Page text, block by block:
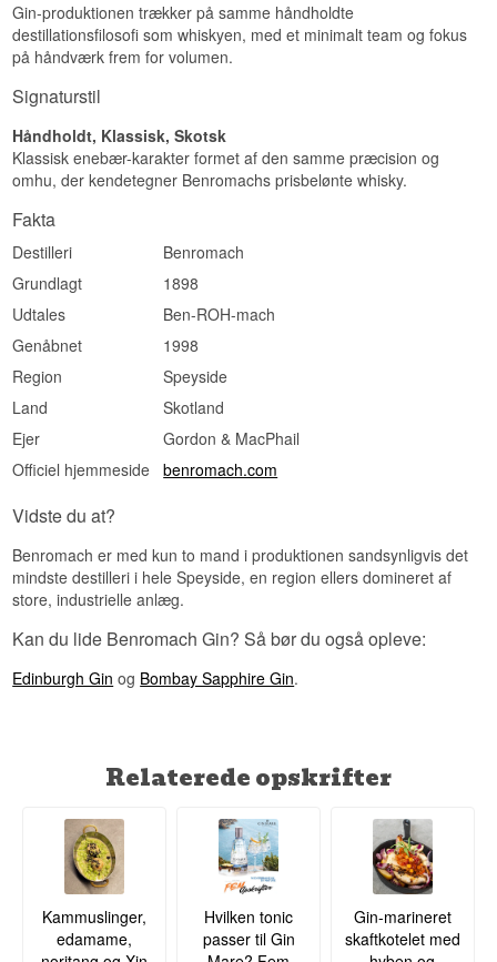
Gin-produktionen trækker på samme håndholdte
destillationsfilosofi som whiskyen, med et minimalt team og fokus
på håndværk frem for volumen.
Signaturstil
Håndholdt, Klassisk, Skotsk
Klassisk enebær-karakter formet af den samme præcision og
omhu, der kendetegner Benromachs prisbelønte whisky.
Fakta
Destilleri
Benromach
Grundlagt
1898
Udtales
Ben-ROH-mach
Genåbnet
1998
Region
Speyside
Land
Skotland
Ejer
Gordon & MacPhail
Officiel hjemmeside
benromach.com
Vidste du at?
Benromach er med kun to mand i produktionen sandsynligvis det
mindste destilleri i hele Speyside, en region ellers domineret af
store, industrielle anlæg.
Kan du lide Benromach Gin? Så bør du også opleve:
Edinburgh Gin og Bombay Sapphire Gin.
Relaterede opskrifter
Kammuslinger,
edamame,
Hvilken tonic
passer til Gin
Gin-marineret
skaftkotelet med